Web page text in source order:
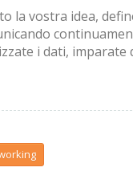
la vostra idea,
i dati,